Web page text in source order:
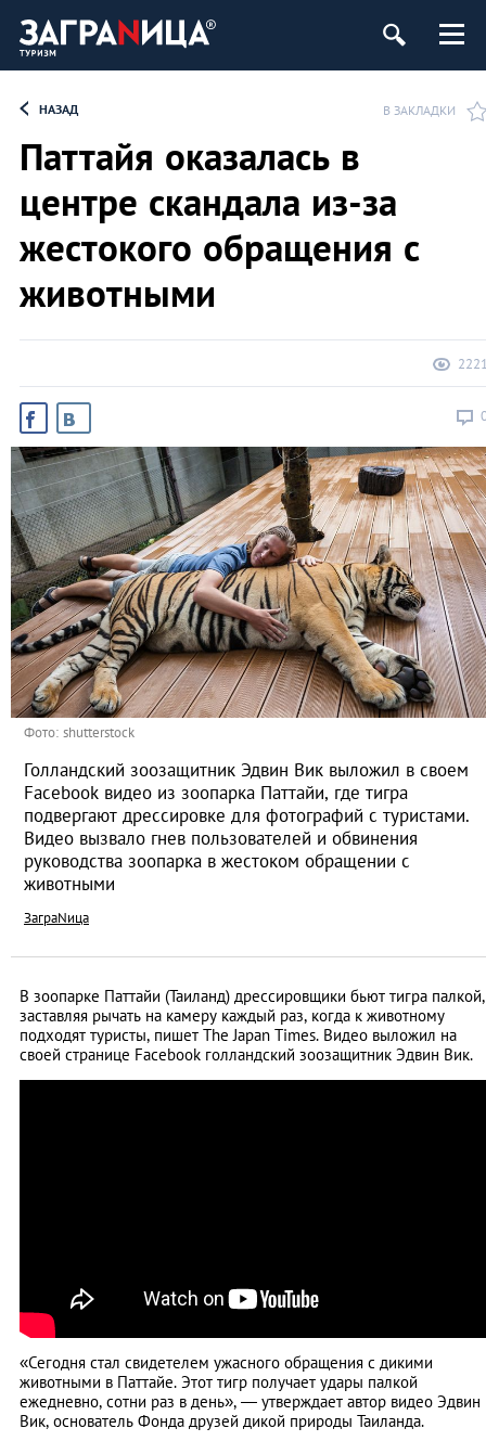
НАЗАД В ЗАКЛАДКИ
Паттайя оказалась в
центре скандала из-за
жестокого обращения с
животными
Фото: shutterstock
Голландский зоозащитник Эдвин Вик выложил в своем
Facebook видео из зоопарка Паттайи, где тигра
подвергают дрессировке для фотографий с туристами.
Видео вызвало гнев пользователей и обвинения
руководства зоопарка в жестоком обращении с
животными
ЗаграNица
В зоопарке Паттайи (Таиланд) дрессировщики бьют тигра палкой,
заставляя рычать на камеру каждый раз, когда к животному
подходят туристы, пишет The Japan Times. Видео выложил на
своей странице Facebook голландский зоозащитник Эдвин Вик.
«Сегодня стал свидетелем ужасного обращения с дикими
животными в Паттайе. Этот тигр получает удары палкой
ежедневно, сотни раз в день», — утверждает автор видео Эдвин
Вик, основатель Фонда друзей дикой природы Таиланда.